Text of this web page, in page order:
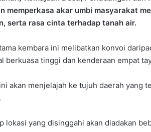
memperkasa akar umbi masyarakat
serta rasa cinta terhadap tanah air.
kembara ini melibatkan konvoi
berkuasa tinggi dan kenderaan empat
akan menjelajah ke tujuh daerah yang
lokasi yang disinggahi akan diadakan